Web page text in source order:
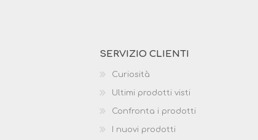
SERVIZIO CLIENTI
Curiosità
Ultimi prodotti visti
Confronta i prodotti
I nuovi prodotti